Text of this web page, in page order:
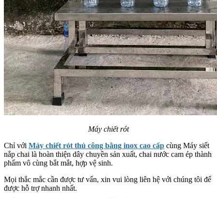
Máy chiết rót
Chỉ với Máy chiết rót thủ công bằng inox cao cấp cùng Máy siết
nắp chai là hoàn thiện dây chuyền sản xuất, chai nước cam ép thành
phẩm vô cùng bắt mắt, hợp vệ sinh.
Mọi thắc mắc cần được tư vấn, xin vui lòng liên hệ với chúng tôi để
được hỗ trợ nhanh nhất.